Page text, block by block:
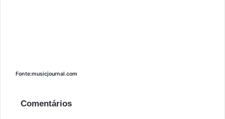
Fonte:musicjournal.com
Comentários